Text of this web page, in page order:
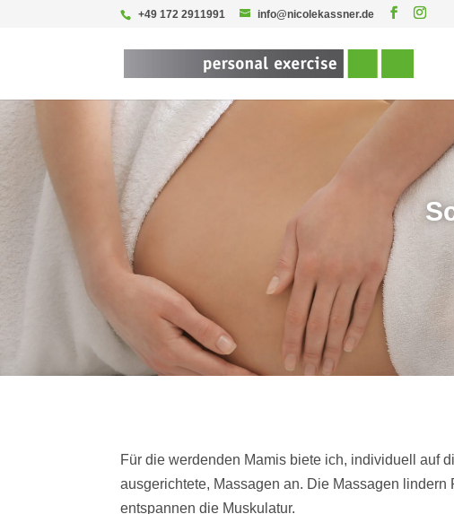
+49 172 2911991 info@nicolekassner.de
Für die werdenden Mamis biete ich, individuell auf
ausgerichtete, Massagen an. Die Massagen
entspannen die Muskulatur.